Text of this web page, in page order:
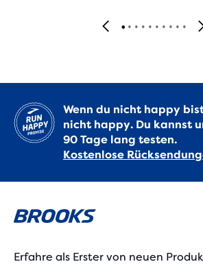
Wenn du nicht happy
nicht happy. Du kannst
90 Tage lang testen.
Kostenlose
Erfahre als Erster von neuen